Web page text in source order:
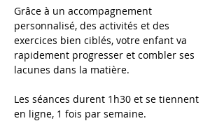
Grâce à un accompagnement
personnalisé, des activités et des
exercices bien ciblés, votre enfant va
rapidement progresser et combler ses
lacunes dans la matière.
Les séances durent 1h30 et se tiennent
en ligne, 1 fois par semaine.